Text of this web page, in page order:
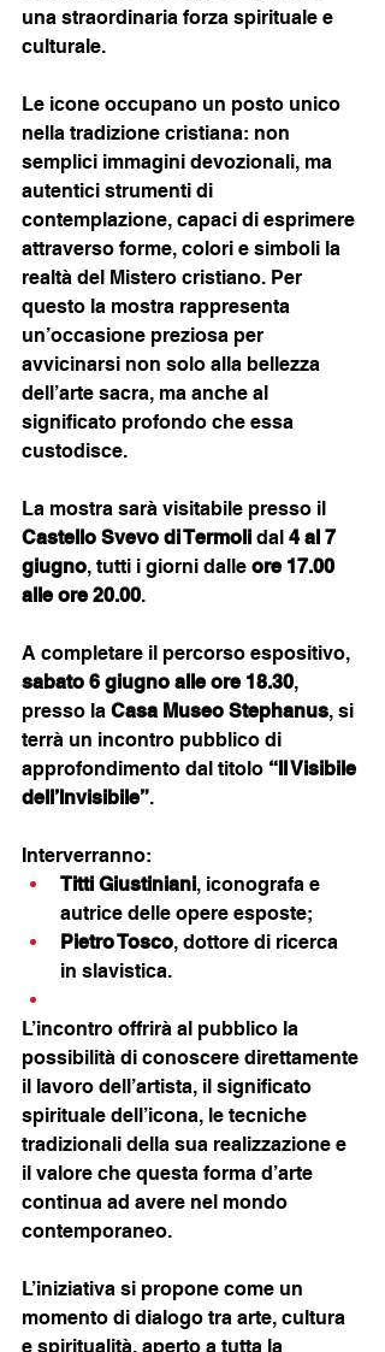
una straordinaria forza spirituale e
culturale.
Le icone occupano un posto unico
nella tradizione cristiana: non
semplici immagini devozionali, ma
autentici strumenti di
contemplazione, capaci di esprimere
attraverso forme, colori e simboli la
realtà del Mistero cristiano. Per
questo la mostra rappresenta
un’occasione preziosa per
avvicinarsi non solo alla bellezza
dell’arte sacra, ma anche al
significato profondo che essa
custodisce.
La mostra sarà visitabile presso il
Castello Svevo di Termoli dal 4 al 7
giugno, tutti i giorni dalle ore 17.00
alle ore 20.00.
A completare il percorso espositivo,
sabato 6 giugno alle ore 18.30,
presso la Casa Museo Stephanus, si
terrà un incontro pubblico di
approfondimento dal titolo “Il Visibile
dell’Invisibile”.
Interverranno:
Titti Giustiniani, iconografa e
autrice delle opere esposte;
Pietro Tosco, dottore di ricerca
in slavistica.
L’incontro offrirà al pubblico la
possibilità di conoscere direttamente
il lavoro dell’artista, il significato
spirituale dell’icona, le tecniche
tradizionali della sua realizzazione e
il valore che questa forma d’arte
continua ad avere nel mondo
contemporaneo.
L’iniziativa si propone come un
momento di dialogo tra arte, cultura
e spiritualità, aperto a tutta la